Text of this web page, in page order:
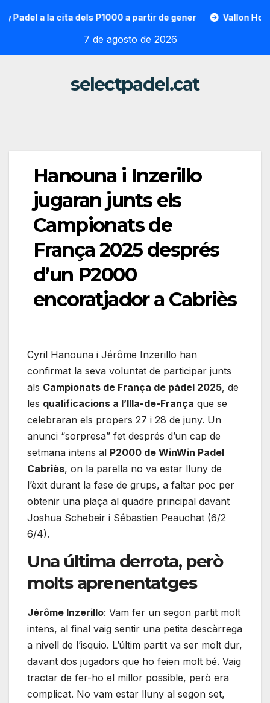
a la cita dels P1000 a partir de gener Vallon Hoarau /
7 de agosto de 2026
selectpadel.cat
Hanouna i Inzerillo
jugaran junts els
Campionats de
França 2025 després
d’un P2000
encoratjador a Cabriès
Cyril Hanouna i Jérôme Inzerillo han
confirmat la seva voluntat de participar junts
als Campionats de França de pàdel 2025, de
les qualificacions a l’Illa-de-França que se
celebraran els propers 27 i 28 de juny. Un
anunci “sorpresa” fet després d’un cap de
setmana intens al P2000 de WinWin Padel
Cabriès, on la parella no va estar lluny de
l’èxit durant la fase de grups, a faltar poc per
obtenir una plaça al quadre principal davant
Joshua Schebeir i Sébastien Peauchat (6/2
6/4).
Una última derrota, però
molts aprenentatges
Jérôme Inzerillo: Vam fer un segon partit molt
intens, al final vaig sentir una petita descàrrega
a nivell de l’isquio. L’últim partit va ser molt dur,
davant dos jugadors que ho feien molt bé. Vaig
tractar de fer-ho el millor possible, però era
complicat. No vam estar lluny al segon set,